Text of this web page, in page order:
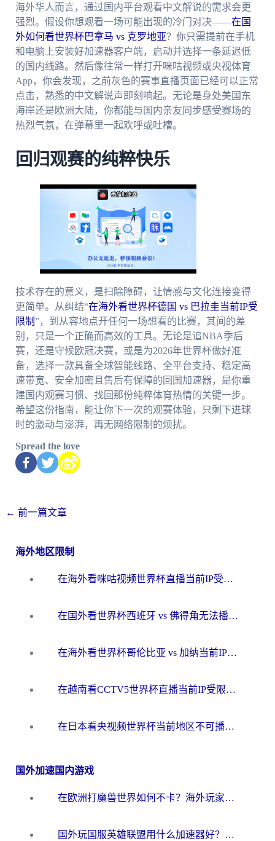
海外华人而言，通过国内平台观看中文解说的需求会更
强烈。假设你想观看一场可能出现的冷门对决——在国
外如何看世界杯巴拿马 vs 克罗地亚？你只需提前在手机
和电脑上安装好加速器客户端，启动并选择一条延迟低
的国内线路。然后像往常一样打开咪咕视频或央视体育
App，你会发现，之前灰色的赛事直播页面已经可以正常
点击，熟悉的中文解说声即刻响起。无论是身处美国东
海岸还是欧洲大陆，你都能与国内亲友同步感受赛场的
热烈气氛，在弹幕里一起欢呼或吐槽。
回归观赛的纯粹快乐
技术存在的意义，是扫除障碍，让情感与文化连接变得
更简单。从纠结“在海外看世界杯德国 vs 巴拉圭当前IP受
限制 ”，到从容地点开任何一场想看的比赛，其间的差
别，只是一个正确而高效的工具。无论是追NBA季后
赛，还是守候欧冠决赛，或是为2026年世界杯做好准
备，选择一款具备全球智能线路、全平台支持、稳定高
速带宽、安全加密且售后有保障的回国加速器，是你重
建国内观赛习惯、找回那份纯粹体育热情的关键一步。
希望这份指南，能让你下一次的观赛体验，只剩下进球
时的激动与澎湃，再无网络限制的烦扰。
Spread the love
← 前一篇文章
海外地区限制
在海外看咪咕视频世界杯直播当前IP受限制？这篇指南帮你搞定所有体育赛事观看难题
在国外看世界杯西班牙 vs 佛得角无法播放？这篇指南帮你解锁所有中文体育直播
在海外看世界杯哥伦比亚 vs 加纳当前IP受限制？这篇指南帮你流畅看中文解说赛事
在越南看CCTV5世界杯直播当前IP受限制？海外党体育观赛终极指南来了
在日本看央视频世界杯当前地区不可播放？海外党体育观赛终极指南
国外加速国内游戏
在欧洲打魔兽世界如何不卡？海外玩家的国服游戏加速终极攻略
国外玩国服英雄联盟用什么加速器好？海外党亲测有效的国服游戏加速指南